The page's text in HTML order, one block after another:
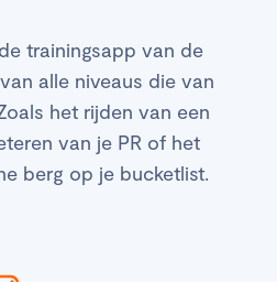
trainingsapp van de
alle niveaus die van
het rijden van een
van je PR of het
berg op je bucketlist.